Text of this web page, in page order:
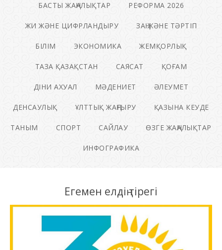
БАСТЫ ЖАҢАЛЫҚТАР РЕФОРМА 2026
ЖИ ЖӘНЕ ЦИФРЛАНДЫРУ ЗАҢ ЖӘНЕ ТӘРТІП
БІЛІМ ЭКОНОМИКА ЖЕМҚОРЛЫҚ
ТАЗА ҚАЗАҚСТАН САЯСАТ ҚОҒАМ
ДІНИ АХУАЛ МӘДЕНИЕТ ӘЛЕУМЕТ
ДЕНСАУЛЫҚ ҰЛТТЫҚ ЖАҢҒЫРУ ҚАЗЫНА КЕУДЕ
ТАНЫМ СПОРТ САЙЛАУ ӨЗГЕ ЖАҢАЛЫҚТАР
ИНФОГРАФИКА
Егемен елдің тірегі